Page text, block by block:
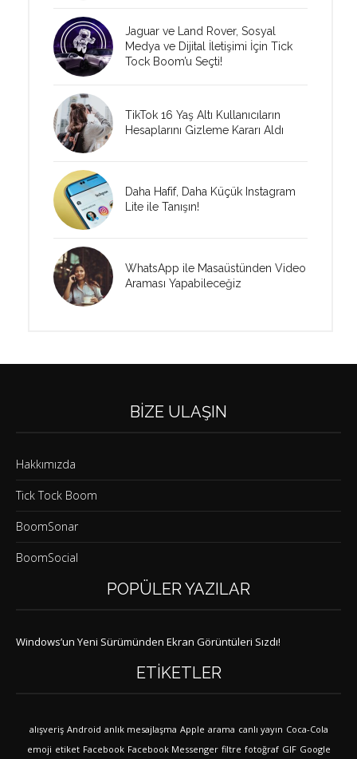
Jaguar ve Land Rover, Sosyal
Medya ve Dijital İletişimi İçin Tick
Tock Boom’u Seçti!
TikTok 16 Yaş Altı Kullanıcıların
Hesaplarını Gizleme Kararı Aldı
Daha Hafif, Daha Küçük Instagram
Lite ile Tanışın!
WhatsApp ile Masaüstünden Video
Araması Yapabileceğiz
BIZE ULAŞIN
Hakkımızda
Tick Tock Boom
BoomSonar
BoomSocial
POPÜLER YAZILAR
Windows’un Yeni Sürümünden Ekran Görüntüleri Sızdı!
ETIKETLER
alışveriş Android anlık mesajlaşma Apple arama canlı yayın Coca-Cola
emoji etiket Facebook Facebook Messenger filtre fotoğraf GIF Google